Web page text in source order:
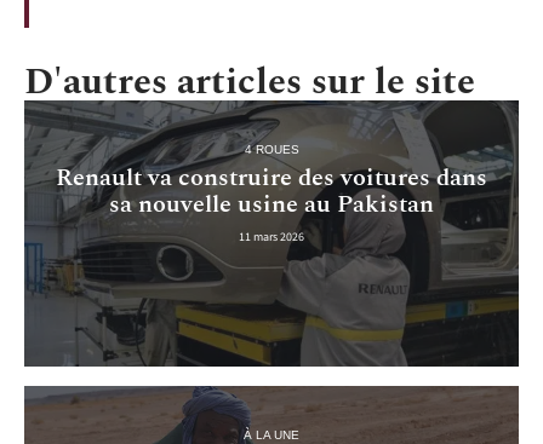
D'autres articles sur le site
4 ROUES
Renault va construire des voitures dans
sa nouvelle usine au Pakistan
11 mars 2026
À LA UNE